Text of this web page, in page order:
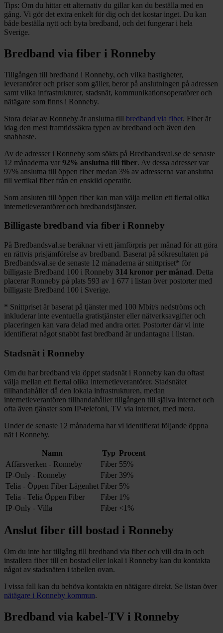
Tips: Om du hittar ett alternativ du gillar kan du beställa med en
gång. Vi gör det extra enkelt för dig och det kostar inget. Du kan
både beställa nytt och byta bredband, och det fungerar i hela
Sverige.
Bredband via fiber i Ronneby
Tillgången till bredband i Ronneby, och vilka hastigheter,
leverantörer och priser som gäller, beror på anslutningen på adressen
samt vilka infrastrukturer, stadsnät, kommunikationsoperatörer och
nätägare som finns i Ronneby.
Stora delar av Ronneby är anslutna till bredband via fiber. Fiber är
idag den mest framtidssäkra typen av bredband och även den
snabbaste.
Av de adresser i Ronneby som sökts på Bredbandsval.se de senaste
12 månaderna var 92% anslutna till fiber. Av dessa adresser var
97% anslutna till öppen fiber medan 3% av adresserna var anslutna
till vertikal fiber från en enskild operatör.
Som ansluten till öppen fiber kan man välja mellan ett flertal olika
internetleverantörer och bredbandstjänster.
Billigaste bredband via fiber i Ronneby
På Bredbandsval.se beräknar vi ett jämförpris per månad för att göra
en rättvis prisjämförelse av bredband. Baserat på sökresultaten på
Bredbandsval.se de senaste 12 månaderna är snittpriset* för
billigaste Bredband 100 i Ronneby 314 kronor per månad. Detta
placerar Ronneby på plats 593 av 1 677 i listan över postorter med
billigaste Bredband 100 i Sverige.
* Snittpriset är baserat på tjänster med 100 Mbit/s nedströms och
inkluderar inte eventuella gratistjänster eller nätverksavgifter och
placeringen kan vara delad med andra orter. Postorter där vi inte
identifierat något snabbt fast bredband är undantagna i listan.
Stadsnät i Ronneby
Om du har bredband via öppet stadsnät i Ronneby kan du oftast
välja mellan ett flertal olika internetleverantörer. Stadsnätet
tillhandahåller då den lokala infrastrukturen, medan
internetleverantören tillhandahåller tillgången till själva internet och
ofta även tjänster som IP-telefoni, TV via internet, med mera.
Under de senaste 12 månaderna har vi identifierat följande öppna
nät i Ronneby.
Namn Typ Procent
Affärsverken - Ronneby
Fiber 55%
IP-Only - Ronneby
Fiber 39%
Telia - Öppen Fiber Lägenhet Fiber 5%
Telia - Telia Öppen Fiber
Fiber 1%
IP-Only - Villa
Fiber <1%
Anslut fiber till bostad i Ronneby
Om du inte har tillgång till bredband via fiber och vill dra in och
installera fiber till en bostad eller lokal i Ronneby kan du kontakta
något av stadsnäten i tabellen ovan.
I vissa fall kan du behöva kontakta en nätägare direkt. Se listan över
nätägare i Ronneby kommun.
Bredband via kabel-TV i Ronneby